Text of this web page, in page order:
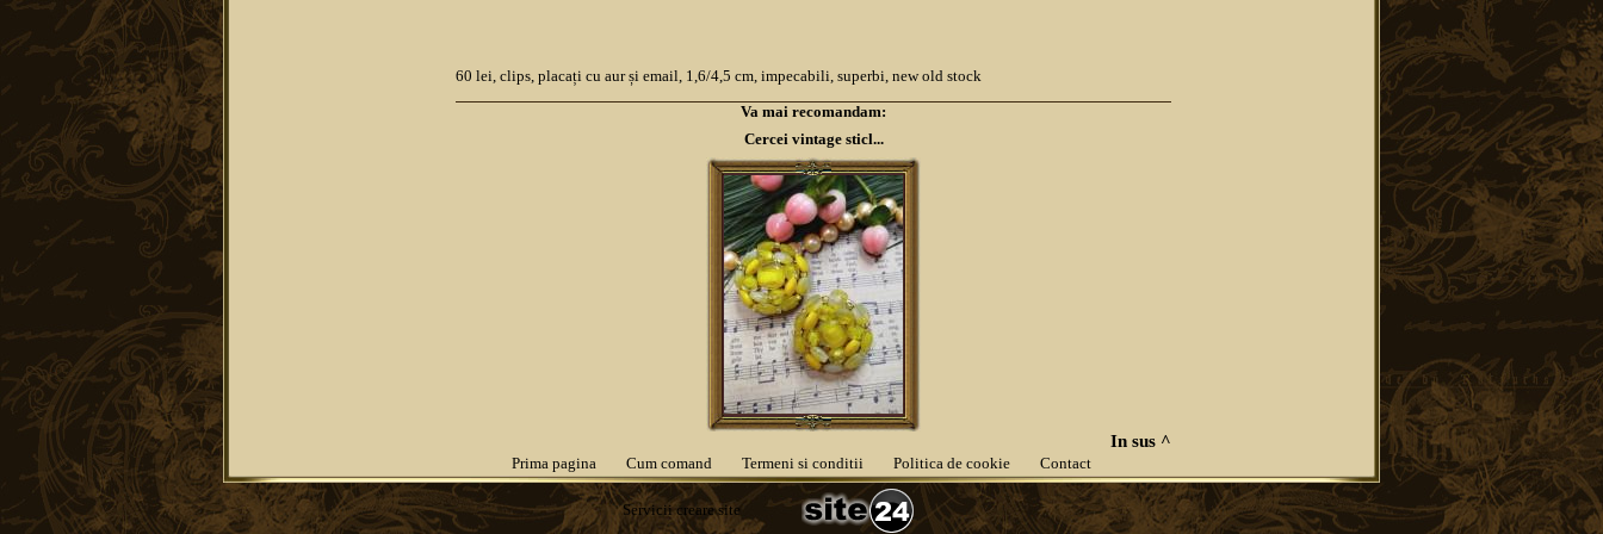
60 lei, clips, placați cu aur și email, 1,6/4,5 cm, impecabili, superbi, new old stock
Va mai recomandam:
Cercei vintage sticl...
In sus ^
Prima pagina Cum comand Termeni si conditii Politica de cookie Contact
Serviciicreare site